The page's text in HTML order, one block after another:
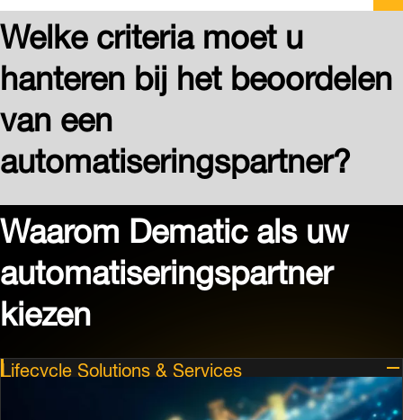
Welke criteria moet u
hanteren bij het beoordelen
van een
automatiseringspartner?
Waarom Dematic als uw
automatiseringspartner
kiezen
Lifecycle Solutions & Services